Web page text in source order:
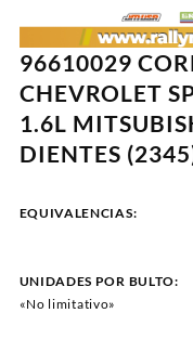
96610029
CHEVROLET
1.6L
DIENTES
EQUIVALENCIAS:
UNIDADES POR BULTO:
«No limitativo»